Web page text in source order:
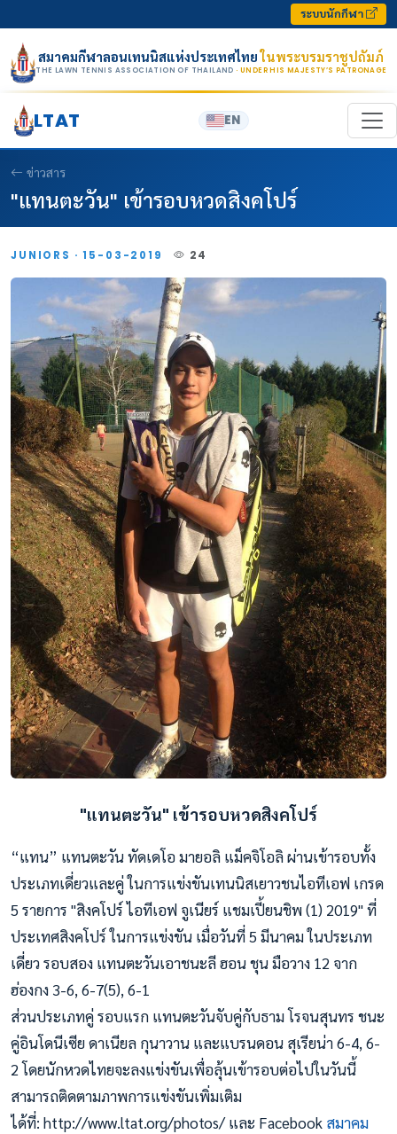
ระบบนักกีฬา
สมาคมกีฬาลอนเทนนิสแห่งประเทศไทยในพระบรมราชูปถัมภ์
THE LAWN TENNIS ASSOCIATION OF THAILAND · UNDER HIS MAJESTY’S PATRONAGE
LTAT EN
ข่าวสาร
"แทนตะวัน" เข้ารอบหวดสิงคโปร์
JUNIORS · 15-03-2019 24
"แทนตะวัน" เข้ารอบหวดสิงคโปร์
“แทน” แทนตะวัน ทัดเดโอ มายอลิ แม็คจิโอลิ ผ่านเข้ารอบทั้ง
ประเภทเดี่ยวและคู่ ในการแข่งขันเทนนิสเยาวชนไอทีเอฟ เกรด
5 รายการ "สิงคโปร์ ไอทีเอฟ จูเนียร์ แชมเปี้ยนชิพ (1) 2019" ที่
ประเทศสิงคโปร์ ในการแข่งขัน เมื่อวันที่ 5 มีนาคม ในประเภท
เดี่ยว รอบสอง แทนตะวันเอาชนะลี ฮอน ชุน มือวาง 12 จาก
ฮ่องกง 3-6, 6-7(5), 6-1
ส่วนประเภทคู่ รอบแรก แทนตะวันจับคู่กับธาม โรจนสุนทร ชนะ
คู่อินโดนีเซีย ดาเนียล กุนาวาน และแบรนดอน สุเรียน่า 6-4, 6-
2 โดยนักหวดไทยจะลงแข่งขันเพื่อลุ้นเข้ารอบต่อไปในวันนี้
สามารถติดตามภาพการแข่งขันเพิ่มเติม
ได้ที่: http://www.ltat.org/photos/ และ Facebook สมาคม